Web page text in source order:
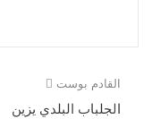
القادم بوست
الجلباب البلدي يزين